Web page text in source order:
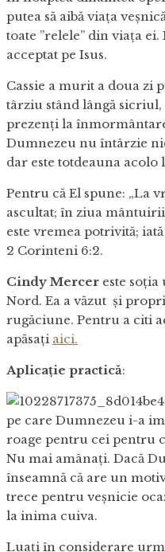
putea să aibă viața
toate ”relele” din viața
acceptat pe Isus.
Cassie a murit a doua zi
târziu stând lângă
prezenți la
Dumnezeu nu întârzie
dar este totdeauna
Pentru că El spune: „La
ascultat; în ziua
este vremea potrivită;
2 Corinteni 6:2.
Cindy Mercer este
Nord. Ea a văzut și
rugăciune. Pentru a citi
apăsați aici.
Aplicație practică:
pe care Dumnezeu i-a
roage pentru cei pentru
Nu mai amânați. Dacă
înseamnă că are un
trece pentru veșnicie
la inima cuiva.
Luați în considerare